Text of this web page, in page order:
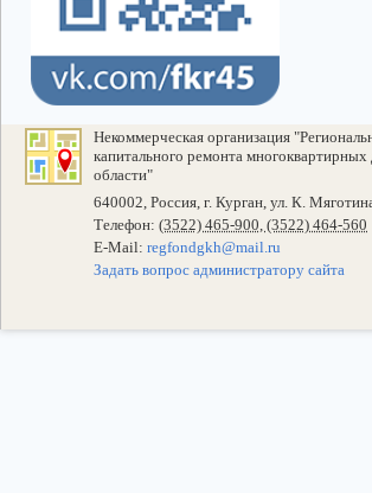
Некоммерческая организация
капитального ремонта
области"
640002, Россия, г. Курган, ул. К.
Телефон: (3522) 465-900, (3522) 464-560
E-Mail: regfondgkh@mail.ru
Задать вопрос администратору сайта